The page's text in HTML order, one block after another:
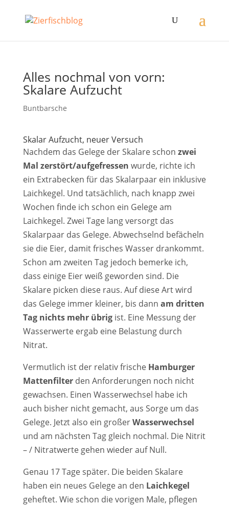
Alles nochmal von vorn:
Skalare Aufzucht
Buntbarsche
Skalar Aufzucht, neuer Versuch
Nachdem das Gelege der Skalare schon zwei
Mal zerstört/aufgefressen wurde, richte ich
ein Extrabecken für das Skalarpaar ein inklusive
Laichkegel. Und tatsächlich, nach knapp zwei
Wochen finde ich schon ein Gelege am
Laichkegel. Zwei Tage lang versorgt das
Skalarpaar das Gelege. Abwechselnd befächeln
sie die Eier, damit frisches Wasser drankommt.
Schon am zweiten Tag jedoch bemerke ich,
dass einige Eier weiß geworden sind. Die
Skalare picken diese raus. Auf diese Art wird
das Gelege immer kleiner, bis dann am dritten
Tag nichts mehr übrigist. Eine Messung der
Wasserwerte ergab eine Belastung durch
Nitrat.
Vermutlich ist der relativ frische Hamburger
Mattenfilterden Anforderungen noch nicht
gewachsen. Einen Wasserwechsel habe ich
auch bisher nicht gemacht, aus Sorge um das
Gelege. Jetzt also ein großerWasserwechsel
und am nächsten Tag gleich nochmal. Die Nitrit
– / Nitratwerte gehen wieder auf Null.
Genau 17 Tage später. Die beiden Skalare
haben ein neues Gelege an den Laichkegel
geheftet. Wie schon die vorigen Male, pflegen